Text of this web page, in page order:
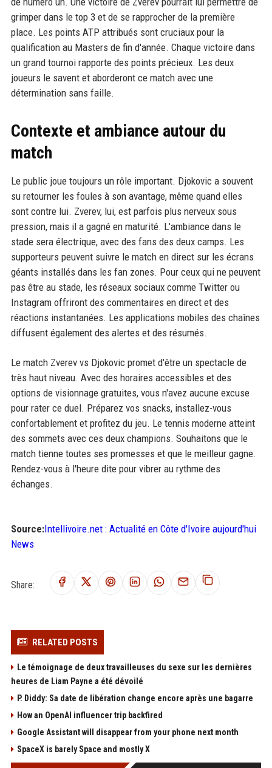
grimper dans le top 3 et de se rapprocher de la première
place. Les points ATP attribués sont cruciaux pour la
qualification au Masters de fin d'année. Chaque victoire dans
un grand tournoi rapporte des points précieux. Les deux
joueurs le savent et aborderont ce match avec une
détermination sans faille.
Contexte et ambiance autour du
match
Le public joue toujours un rôle important. Djokovic a souvent
su retourner les foules à son avantage, même quand elles
sont contre lui. Zverev, lui, est parfois plus nerveux sous
pression, mais il a gagné en maturité. L'ambiance dans le
stade sera électrique, avec des fans des deux camps. Les
supporteurs peuvent suivre le match en direct sur les écrans
géants installés dans les fan zones. Pour ceux qui ne peuvent
pas être au stade, les réseaux sociaux comme Twitter ou
Instagram offriront des commentaires en direct et des
réactions instantanées. Les applications mobiles des chaînes
diffusent également des alertes et des résumés.
Le match Zverev vs Djokovic promet d'être un spectacle de
très haut niveau. Avec des horaires accessibles et des
options de visionnage gratuites, vous n'avez aucune excuse
pour rater ce duel. Préparez vos snacks, installez-vous
confortablement et profitez du jeu. Le tennis moderne atteint
des sommets avec ces deux champions. Souhaitons que le
match tienne toutes ses promesses et que le meilleur gagne.
Rendez-vous à l'heure dite pour vibrer au rythme des
échanges.
Source:Intellivoire.net : Actualité en Côte d'Ivoire aujourd'hui
News
Share:
RELATED POSTS
Le témoignage de deux travailleuses du sexe sur les dernières
heures de Liam Payne a été dévoilé
P. Diddy: Sa date de libération change encore après une bagarre
How an OpenAI influencer trip backfired
Google Assistant will disappear from your phone next month
SpaceX is barely Space and mostly X